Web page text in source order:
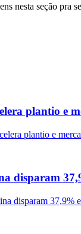
nesta seção pra
plantio e
disparam